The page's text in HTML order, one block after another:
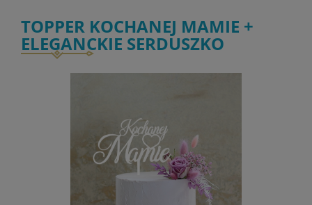
TOPPER KOCHANEJ MAMIE +
ELEGANCKIE SERDUSZKO